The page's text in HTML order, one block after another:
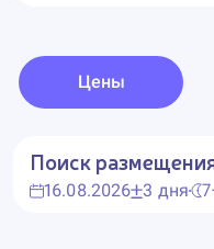
Цены
Поиск
16.08.2026 3 дня